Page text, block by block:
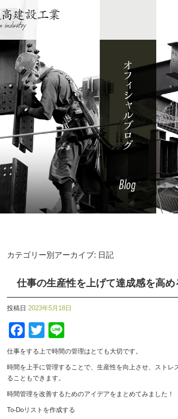
カテゴリー別アーカイブ: 日記
仕事の生産性を上げて達成感を高め
投稿日 2023年5月18日
Facebook
Twitter
仕事をする上で時間の管理はとても大切です。
時間を上手に管理することで、生産性を向上させ、ストレ
ることもできます。
時間管理を改善するためのアイデアをまとめてみました！
To-Doリストを作成する